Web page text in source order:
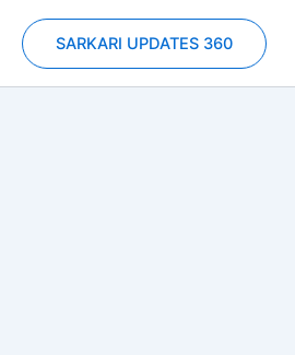
content
SARKARI UPDATES 360